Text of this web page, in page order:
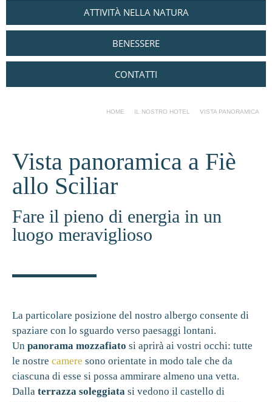
ATTIVITÀ NELLA NATURA
BENESSERE
CONTATTI
HOME IL NOSTRO HOTEL VISTA PANORAMICA
Vista panoramica a Fiè
allo Sciliar
Fare il pieno di energia in un
luogo meraviglioso
La particolare posizione del nostro albergo consente di
spaziare con lo sguardo verso paesaggi lontani.
Unpanorama mozzafiato si aprirà ai vostri occhi: tutte
le nostrecamere sono orientate in modo tale che da
ciascuna di esse si possa ammirare almeno una vetta.
Dallaterrazza soleggiata si vedono il castello di